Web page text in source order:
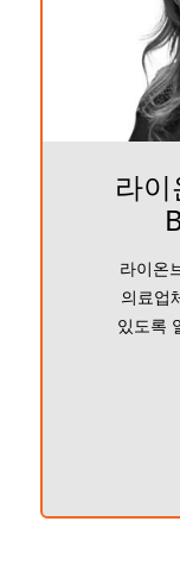
라
라이온
의료업
있도록